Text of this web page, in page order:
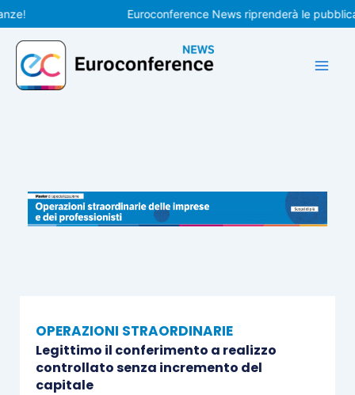
Vai
al
contenuto
Euroconference News riprenderà le
OPERAZIONI STRAORDINARIE
Legittimo il conferimento a realizzo
controllato senza incremento del
capitale